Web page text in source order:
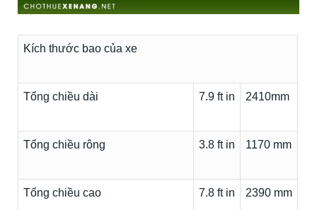
Kích thước bao của xe
Tổng chiều dài 7.9 ft in 2410mm
Tổng chiều rông 3.8 ft in 1170 mm
Tổng chiều cao 7.8 ft in 2390 mm